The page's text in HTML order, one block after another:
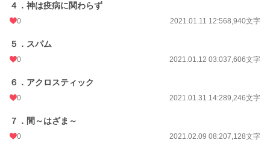
４．神は疫病に関わらず
0 2021.01.11 12:568,940文字
５．スパム
0 2021.01.12 03:037,606文字
６．アクロスティック
0 2021.01.31 14:289,246文字
７．間～はざま～
0 2021.02.09 08:207,128文字